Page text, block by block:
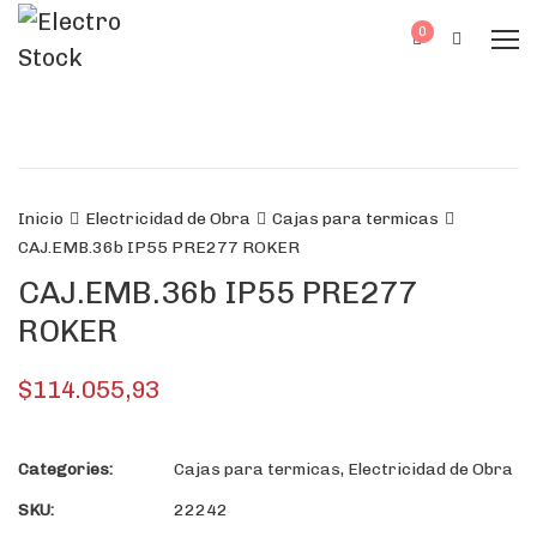
0
Inicio Electricidad de Obra
Cajas para termicas
CAJ.EMB.36b IP55 PRE277 ROKER
CAJ.EMB.36b IP55 PRE277
ROKER
$114.055,93
Categories: Cajas para termicas, Electricidad de Obra
SKU:
22242